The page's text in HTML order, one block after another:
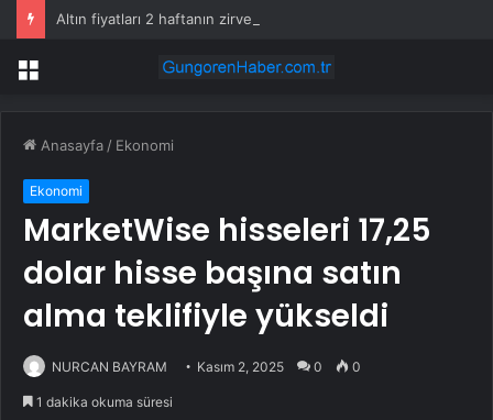
Altın fiyatları 2 haftanın zirvesine yerleşti
Menü
Anasayfa / Ekonomi
Ekonomi
MarketWise hisseleri 17,25
dolar hisse başına satın
alma teklifiyle yükseldi
NURCAN BAYRAM Kasım 2, 2025 0 0
1 dakika okuma süresi